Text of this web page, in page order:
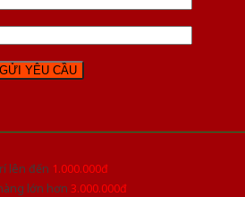
lên đến 1.000.000đ
lớn hơn 3.000.000đ